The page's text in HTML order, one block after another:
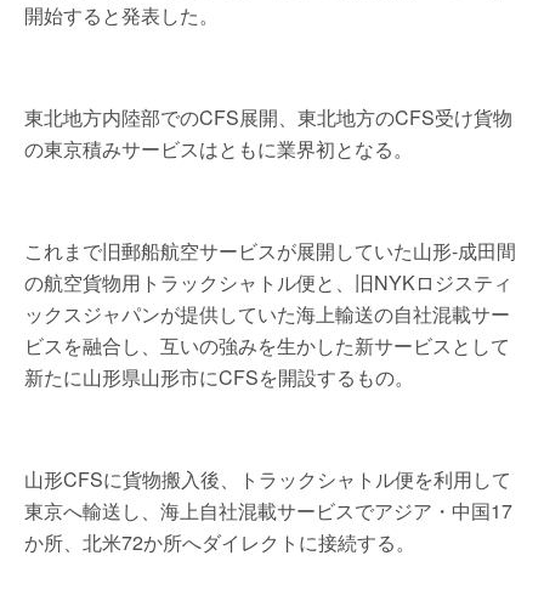
開始すると発表した。
東北地方内陸部でのCFS展開、東北地方のCFS受け貨物
の東京積みサービスはともに業界初となる。
これまで旧郵船航空サービスが展開していた山形-成田間
の航空貨物用トラックシャトル便と、旧NYKロジスティ
ックスジャパンが提供していた海上輸送の自社混載サー
ビスを融合し、互いの強みを生かした新サービスとして
新たに山形県山形市にCFSを開設するもの。
山形CFSに貨物搬入後、トラックシャトル便を利用して
東京へ輸送し、海上自社混載サービスでアジア・中国17
か所、北米72か所へダイレクトに接続する。